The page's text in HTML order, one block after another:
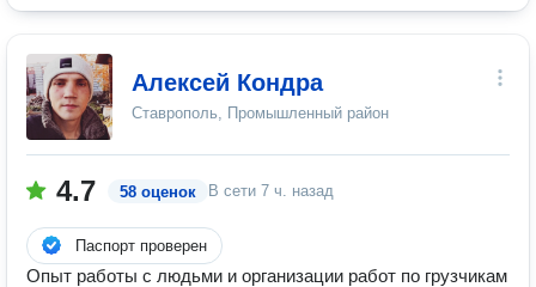
Алексей Кондра
Ставрополь, Промышленный район
4.7 58 оценок В сети 7 ч. назад
Паспорт проверен
Опыт работы с людьми и организации работ по грузчикам